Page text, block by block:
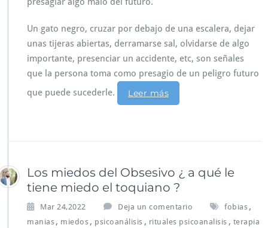
Un gato negro, cruzar por debajo de una escalera, dejar
unas tijeras abiertas, derramarse sal, olvidarse de algo
importante, presenciar un accidente, etc, son señales
que la persona toma como presagio de un peligro futuro
que puede sucederle.
Leer más
Los miedos del Obsesivo ¿ a qué le
tiene miedo el toquiano ?
Mar 24,2022 Deja un comentario fobias ,
manias , miedos , psicoanálisis , rituales psicoanalisis , terapia